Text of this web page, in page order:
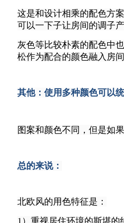
这是和设计相乘的配色方
可以一下子让房间的调子产
灰色等比较朴素的配色中
松作为配合的颜色融入房间
其他：使用多种颜色可以
图案和颜色不同，但是如
总的来说：
北欧风的用色特征是：
1）重视居住环境的斯堪的